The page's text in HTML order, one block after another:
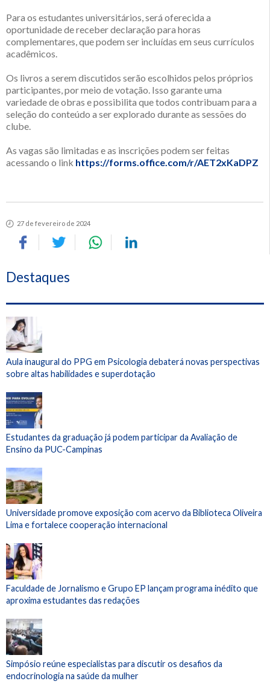
Para os estudantes universitários, será oferecida a
oportunidade de receber declaração para horas
complementares, que podem ser incluídas em seus currículos
acadêmicos.
Os livros a serem discutidos serão escolhidos pelos próprios
participantes, por meio de votação. Isso garante uma
variedade de obras e possibilita que todos contribuam para a
seleção do conteúdo a ser explorado durante as sessões do
clube.
As vagas são limitadas e as inscrições podem ser feitas
acessando o link https://forms.office.com/r/AET2xKaDPZ
27 de fevereiro de 2024
Destaques
Aula inaugural do PPG em Psicologia debaterá novas perspectivas
sobre altas habilidades e superdotação
Estudantes da graduação já podem participar da Avaliação de
Ensino da PUC-Campinas
Universidade promove exposição com acervo da Biblioteca Oliveira
Lima e fortalece cooperação internacional
Faculdade de Jornalismo e Grupo EP lançam programa inédito que
aproxima estudantes das redações
Simpósio reúne especialistas para discutir os desafios da
endocrinologia na saúde da mulher